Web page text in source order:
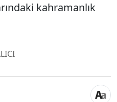
kahramanlık